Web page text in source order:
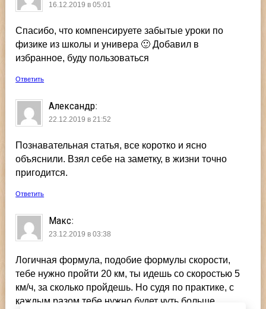
16.12.2019 в 05:01
Спасибо, что компенсируете забытые уроки по
физике из школы и универа 🙂 Добавил в
избранное, буду пользоваться
Ответить
Александр:
22.12.2019 в 21:52
Познавательная статья, все коротко и ясно
объяснили. Взял себе на заметку, в жизни точно
пригодится.
Ответить
Макс:
23.12.2019 в 03:38
Логичная формула, подобие формулы скорости,
тебе нужно пройти 20 км, ты идешь со скоростью 5
км/ч, за сколько пройдешь. Но судя по практике, с
каждым разом тебе нужно будет чуть больше